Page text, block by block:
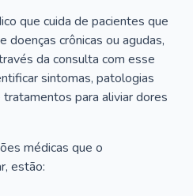
que cuida de pacientes que
doenças crônicas ou agudas,
da consulta com esse
sintomas, patologias
para aliviar dores
médicas que o
estão: